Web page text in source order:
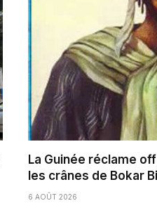
La Guinée réclame
les crânes de Bokar
6 AOÛT 2026